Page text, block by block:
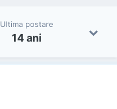
Ultima postare
14 ani